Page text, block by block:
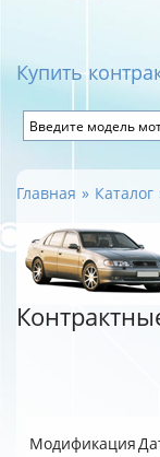
Купить
Главная Каталог
Модификация